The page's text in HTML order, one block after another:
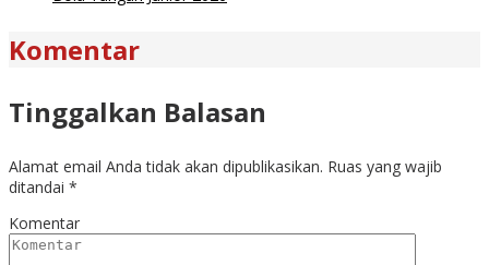
Komentar
Tinggalkan Balasan
Alamat email Anda tidak akan dipublikasikan. Ruas yang wajib
ditandai *
Komentar